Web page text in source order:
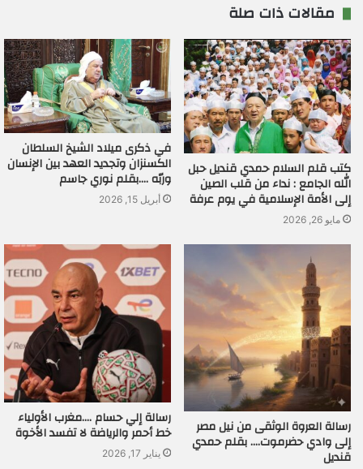
مقالات ذات صلة
كتب قلم السلام حمدي قنديل حبل
الله الجامع : نداء من قلب الصين
إلى الأمة الإسلامية في يوم عرفة
مايو 26, 2026
في ذكرى ميلاد الشيخ السلطان
الكسنزان وتجديد العهد بين الإنسان
وربّه ….بقلم نوري جاسم
أبريل 15, 2026
رسالة العروة الوثقى من نيل مصر
إلى وادي حضرموت…. بقلم حمدي
قنديل
رسالة إلي حسام ….مغرب الأولياء
خط أحمر والرياضة لا تفسد الأخوة
يناير 17, 2026